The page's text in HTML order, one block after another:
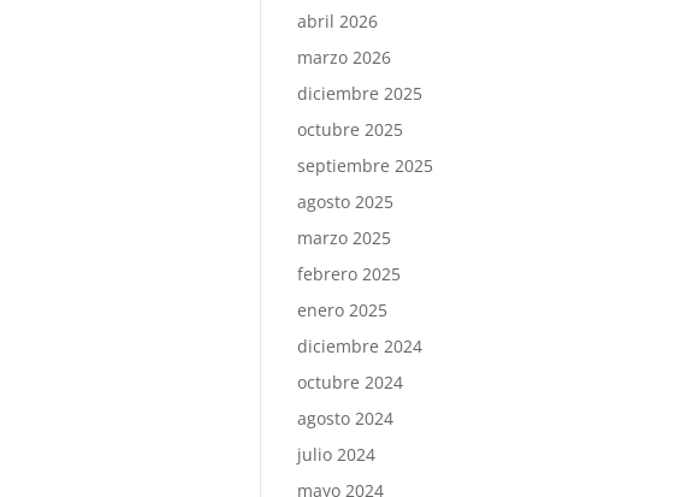
abril 2026
marzo 2026
diciembre 2025
octubre 2025
septiembre 2025
agosto 2025
marzo 2025
febrero 2025
enero 2025
diciembre 2024
octubre 2024
agosto 2024
julio 2024
mayo 2024